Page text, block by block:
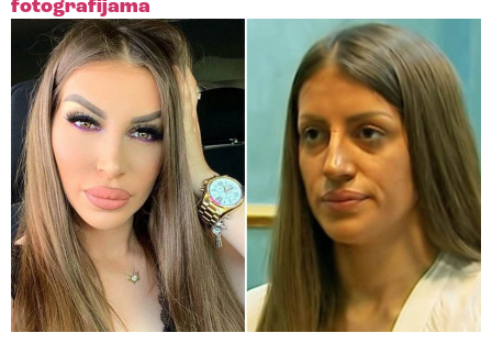
fotografijama